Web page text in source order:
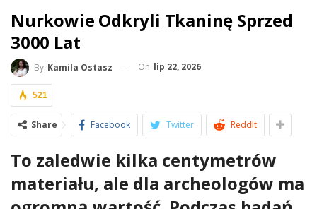
Nurkowie Odkryli Tkaninę Sprzed
3000 Lat
By Kamila Ostasz On lip 22, 2026
521
Share Facebook Twitter ReddIt
To zaledwie kilka centymetrów
materiału, ale dla archeologów ma